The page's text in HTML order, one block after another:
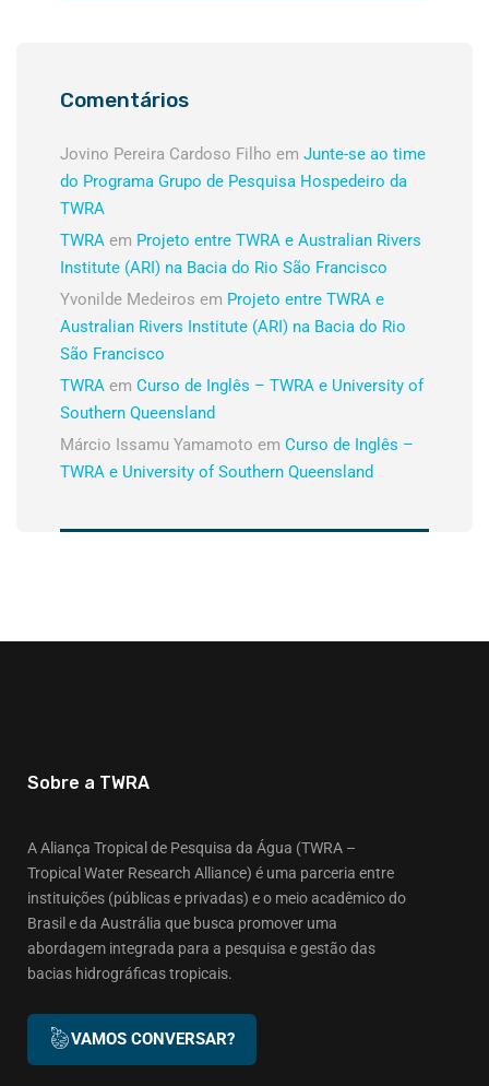
Comentários
Jovino Pereira Cardoso Filho em Junte-se ao time
do Programa Grupo de Pesquisa Hospedeiro da
TWRA
TWRA em Projeto entre TWRA e Australian Rivers
Institute (ARI) na Bacia do Rio São Francisco
Yvonilde Medeiros em Projeto entre TWRA e
Australian Rivers Institute (ARI) na Bacia do Rio
São Francisco
TWRA em Curso de Inglês – TWRA e University of
Southern Queensland
Márcio Issamu Yamamoto em Curso de Inglês –
TWRA e University of Southern Queensland
Sobre a TWRA
A Aliança Tropical de Pesquisa da Água (TWRA –
Tropical Water Research Alliance) é uma parceria entre
instituições (públicas e privadas) e o meio acadêmico do
Brasil e da Austrália que busca promover uma
abordagem integrada para a pesquisa e gestão das
bacias hidrográficas tropicais.
VAMOS CONVERSAR?